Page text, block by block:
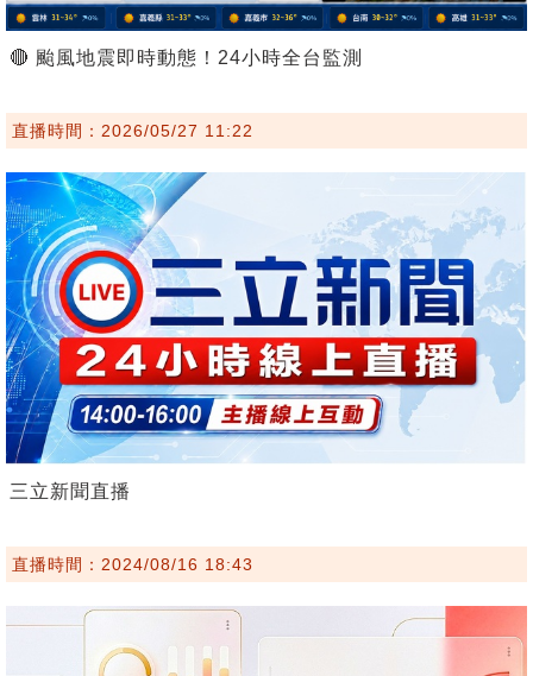
🔴 颱風地震即時動態！24小時全台監測
直播時間：2026/05/27 11:22
三立新聞直播
直播時間：2024/08/16 18:43